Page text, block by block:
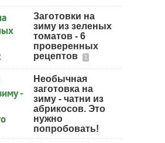
Заготовки на
зиму из зеленых
томатов - 6
проверенных
рецептов
2
Необычная
заготовка на
зиму - чатни из
абрикосов. Это
нужно
попробовать!